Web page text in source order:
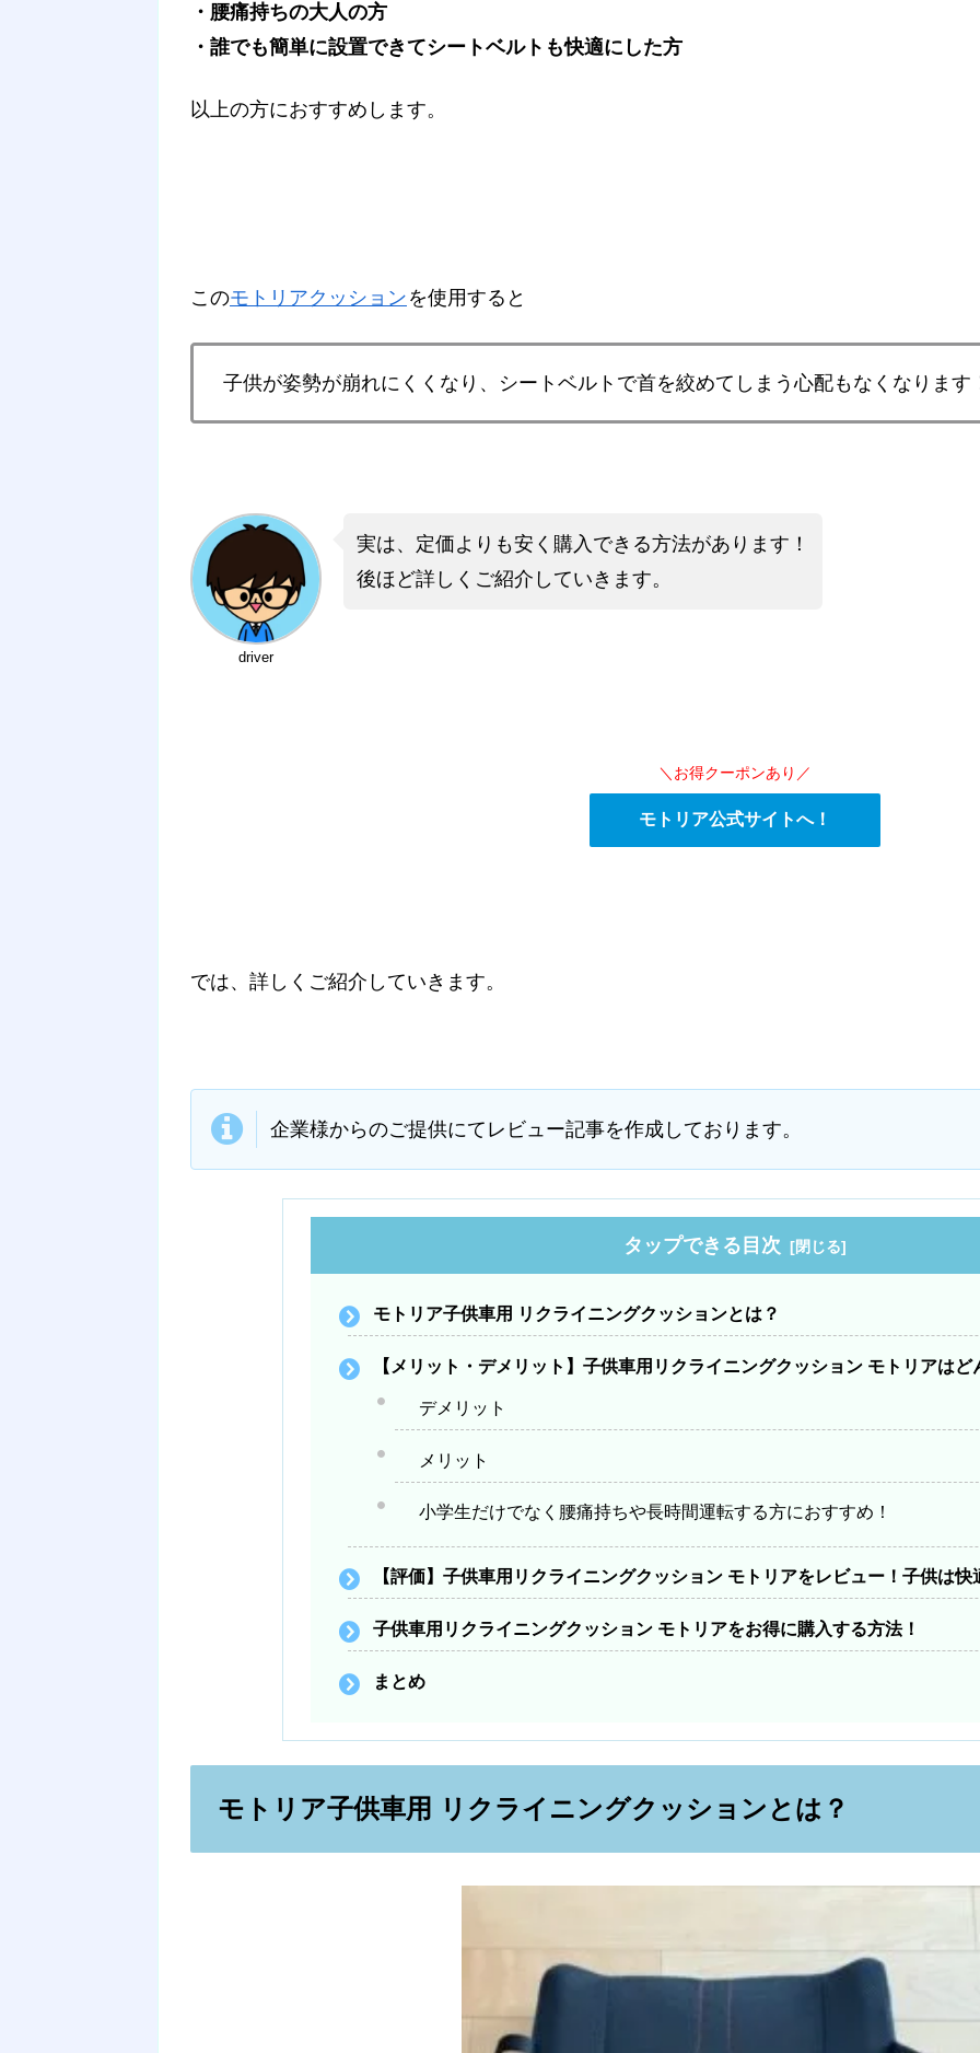
・腰痛持ちの大人の方
・誰でも簡単に設置できてシートベルトも快適にした方
以上の方におすすめします。
このモトリアクッション を使用すると
子供が姿勢が崩れにくくなり、シートベルトで首を絞めてしまう心配もなくなります
driver
実は、定価よりも安く購入できる方法があります！
後ほど詳しくご紹介していきます。
＼お得クーポンあり／
モトリア公式サイトへ！
では、詳しくご紹介していきます。
企業様からのご提供にてレビュー記事を作成しております。
タップできる目次
モトリア子供車用 リクライニングクッションとは？
【メリット・デメリット】子供車用リクライニングクッション モトリアは
デメリット
メリット
小学生だけでなく腰痛持ちや長時間運転する方におすすめ！
【評価】子供車用リクライニングクッション モトリアをレビュー！子供は快
子供車用リクライニングクッション モトリアをお得に購入する方法！
まとめ
モトリア子供車用 リクライニングクッションとは？